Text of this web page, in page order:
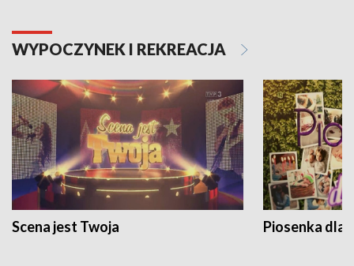
WYPOCZYNEK I REKREACJA
Scena jest Twoja Piosenka dla